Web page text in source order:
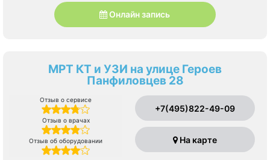
Онлайн запись
МРТ КТ и УЗИ на улице Героев
Панфиловцев 28
Отзыв о сервисе
Отзыв о врачах
Отзыв об оборудовании
+7(495)822-49-09
На карте